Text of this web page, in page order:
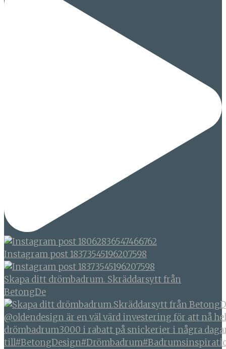
Instagram post 18373545196207598
Skapa ditt drömbadrum. Skräddarsytt från
BetongDe